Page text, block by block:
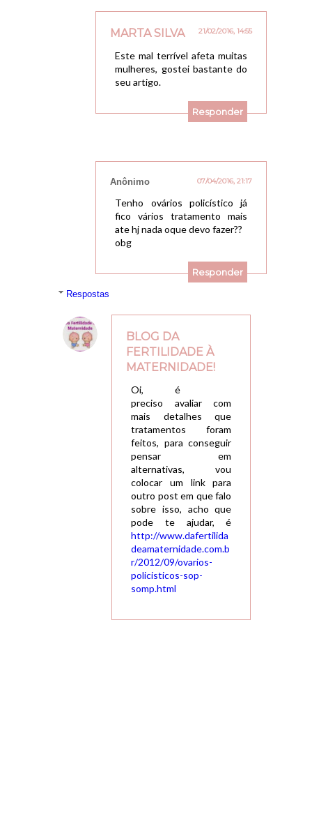
MARTA SILVA 21/02/2016, 14:55
Este mal terrível afeta muitas
mulheres, gostei bastante do
seu artigo.
Responder
Anônimo 07/04/2016, 21:17
Tenho ovários policístico já
fico vários tratamento mais
ate hj nada oque devo fazer??
obg
Responder
Respostas
BLOG DA
FERTILIDADE À
MATERNIDADE!
Oi, é
preciso avaliar com
mais detalhes que
tratamentos foram
feitos, para conseguir
pensar em
alternativas, vou
colocar um link para
outro post em que falo
sobre isso, acho que
pode te ajudar, é
http://www.dafertilida
deamaternidade.com.b
r/2012/09/ovarios-
policisticos-sop-
somp.html